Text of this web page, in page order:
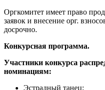
Оргкомитет имеет право
заявок и внесение орг.
досрочно.
Конкурсная программа.
Участники конкурса
номинациям:
Эстрадный танец;